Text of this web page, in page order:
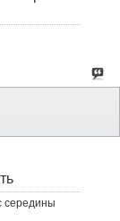
середины